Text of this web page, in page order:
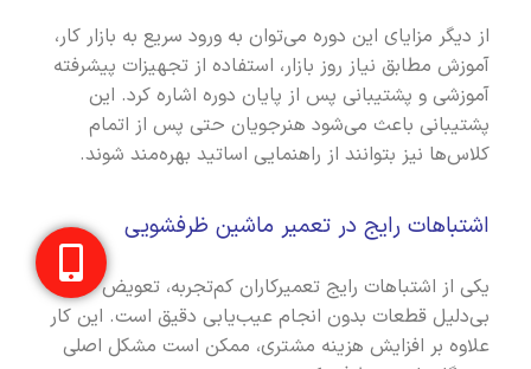
از دیگر مزایای این دوره می‌توان به ورود سریع به بازار کار،
آموزش مطابق نیاز روز بازار، استفاده از تجهیزات پیشرفته
آموزشی و پشتیبانی پس از پایان دوره اشاره کرد. این
پشتیبانی باعث می‌شود هنرجویان حتی پس از اتمام
کلاس‌ها نیز بتوانند از راهنمایی اساتید بهره‌مند شوند.
اشتباهات رایج در تعمیر ماشین ظرفشویی
یکی از اشتباهات رایج تعمیرکاران کم‌تجربه، تعویض
بی‌دلیل قطعات بدون انجام عیب‌یابی دقیق است. این کار
علاوه بر افزایش هزینه مشتری، ممکن است مشکل اصلی